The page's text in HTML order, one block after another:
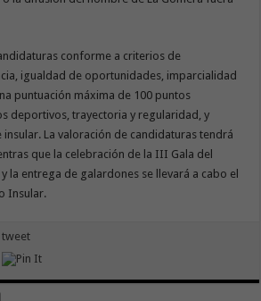
conforme a criterios de
igualdad de oportunidades, imparcialidad
puntuación máxima de 100 puntos
deportivos, trayectoria y regularidad, y
La valoración de candidaturas tendrá
que la celebración de la III Gala del
la entrega de galardones se llevará a cabo el
Insular.
tweet